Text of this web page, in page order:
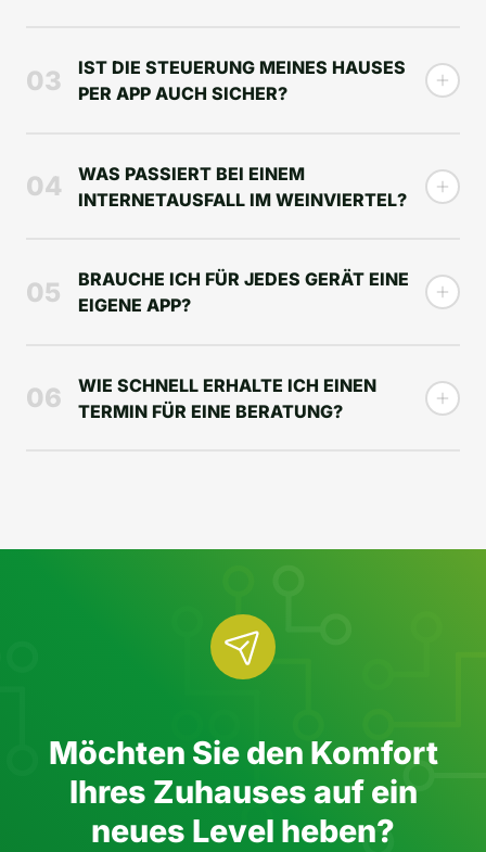
03
IST DIE STEUERUNG MEINES HAUSES
PER APP AUCH SICHER?
04
WAS PASSIERT BEI EINEM
INTERNETAUSFALL IM WEINVIERTEL?
05
BRAUCHE ICH FÜR JEDES GERÄT EINE
EIGENE APP?
06
WIE SCHNELL ERHALTE ICH EINEN
TERMIN FÜR EINE BERATUNG?
Möchten Sie den Komfort
Ihres Zuhauses auf ein
neues Level heben?